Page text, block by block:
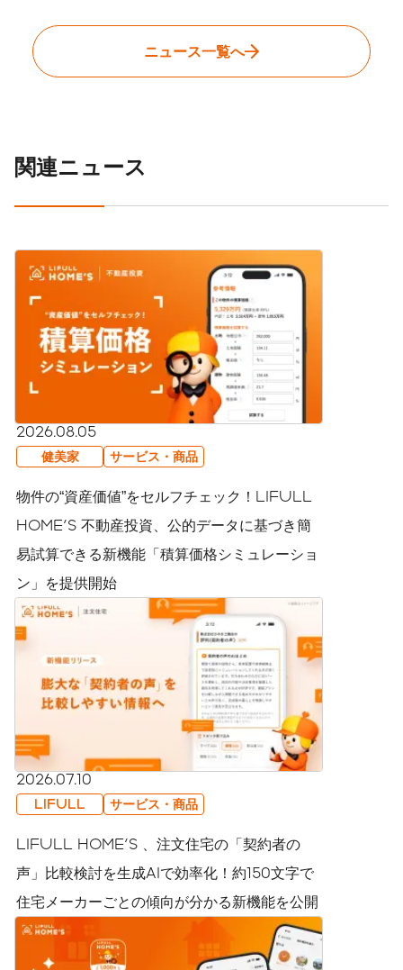
ニュース一覧へ
関連ニュース
2026.08.05
健美家 サービス・商品
物件の“資産価値”をセルフチェック！LIFULL
HOME'S 不動産投資、公的データに基づき簡
易試算できる新機能「積算価格シミュレーショ
ン」を提供開始
2026.07.10
LIFULL サービス・商品
LIFULL HOME'S 、注文住宅の「契約者の
声」比較検討を生成AIで効率化！約150文字で
住宅メーカーごとの傾向が分かる新機能を公開